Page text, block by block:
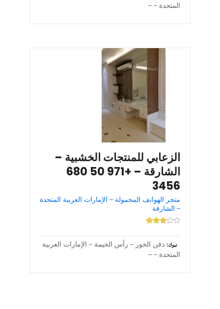
المتحدة – –
الزعابي للمنتجات الخشبية –
الشارقة – +971 50 680
3456
متجر الهواتف المحمولة – الإمارات العربية المتحدة
– الشارقة
تبوك دفن الخور – رأس الخيمة – الإمارات العربية
المتحدة – –